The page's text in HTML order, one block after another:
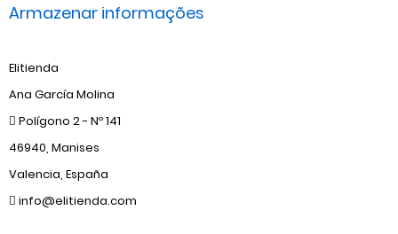
Armazenar informações
Elitienda
Ana García Molina
Polígono 2 - Nº 141
46940, Manises
Valencia, España
info@elitienda.com